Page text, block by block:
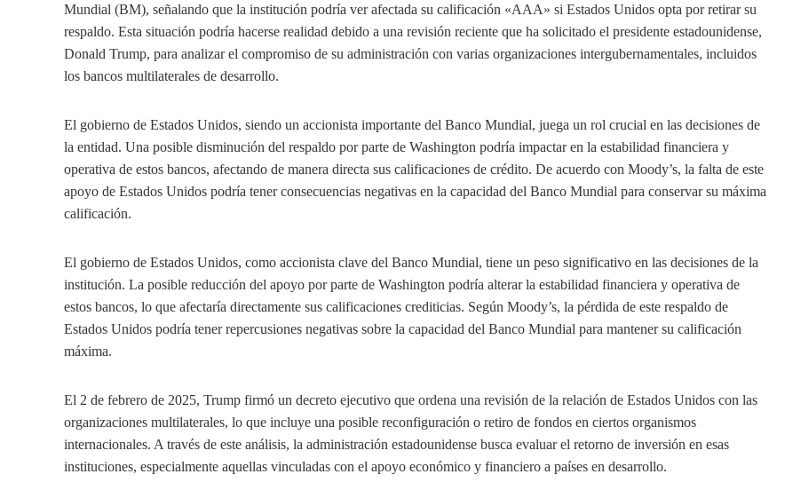
Mundial (BM), señalando que la institución podría ver afectada su calificación «AAA» si Estados Unidos opta por retirar su
respaldo. Esta situación podría hacerse realidad debido a una revisión reciente que ha solicitado el presidente estadounidense,
Donald Trump, para analizar el compromiso de su administración con varias organizaciones intergubernamentales, incluidos
los bancos multilaterales de desarrollo.
El gobierno de Estados Unidos, siendo un accionista importante del Banco Mundial, juega un rol crucial en las decisiones de
la entidad. Una posible disminución del respaldo por parte de Washington podría impactar en la estabilidad financiera y
operativa de estos bancos, afectando de manera directa sus calificaciones de crédito. De acuerdo con Moody’s, la falta de este
apoyo de Estados Unidos podría tener consecuencias negativas en la capacidad del Banco Mundial para conservar su máxima
calificación.
El gobierno de Estados Unidos, como accionista clave del Banco Mundial, tiene un peso significativo en las decisiones de la
institución. La posible reducción del apoyo por parte de Washington podría alterar la estabilidad financiera y operativa de
estos bancos, lo que afectaría directamente sus calificaciones crediticias. Según Moody’s, la pérdida de este respaldo de
Estados Unidos podría tener repercusiones negativas sobre la capacidad del Banco Mundial para mantener su calificación
máxima.
El 2 de febrero de 2025, Trump firmó un decreto ejecutivo que ordena una revisión de la relación de Estados Unidos con las
organizaciones multilaterales, lo que incluye una posible reconfiguración o retiro de fondos en ciertos organismos
internacionales. A través de este análisis, la administración estadounidense busca evaluar el retorno de inversión en esas
instituciones, especialmente aquellas vinculadas con el apoyo económico y financiero a países en desarrollo.